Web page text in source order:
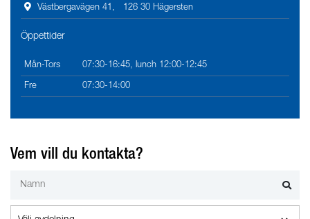
Västbergavägen 41, 126 30 Hägersten
Öppettider
Mån-Tors 07:30-16:45, lunch 12:00-12:45
Fre 07:30-14:00
Vem vill du kontakta?